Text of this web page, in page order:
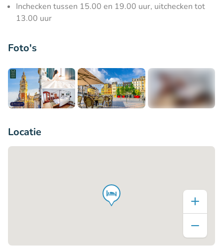
Inchecken tussen 15.00 en 19.00 uur, uitchecken tot
13.00 uur
Foto's
Locatie